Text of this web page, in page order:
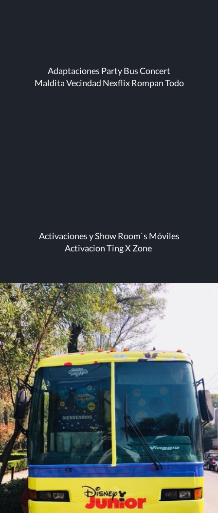
Adaptaciones Party Bus Concert
Maldita Vecindad Nexflix Rompan Todo
Activaciones y Show Room`s Móviles
Activacion Ting X Zone